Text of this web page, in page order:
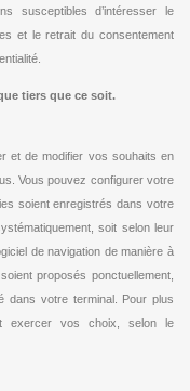
susceptibles d’intéresser le
et le retrait du consentement
tiers que ce soit.
et de modifier vos souhaits en
Vous pouvez configurer votre
soient enregistrés dans votre
soit selon leur
de navigation de manière à
proposés ponctuellement,
dans votre terminal. Pour plus
exercer vos choix, selon le